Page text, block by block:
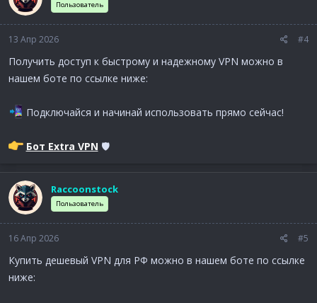
Пользователь
13 Апр 2026 #4
Получить доступ к быстрому и надежному VPN можно в
нашем боте по ссылке ниже:
Подключайся и начинай использовать прямо сейчас!
Бот Extra VPN 🛡
Raccoonstock
Пользователь
16 Апр 2026 #5
Купить дешевый VPN для РФ можно в нашем боте по ссылке
ниже: